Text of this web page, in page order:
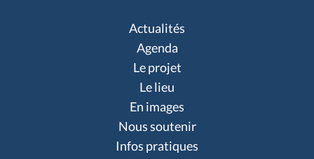
Actualités
Agenda
Le projet
Le lieu
En images
Nous soutenir
Infos pratiques